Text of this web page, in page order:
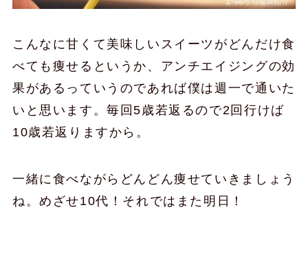
こんなに甘くて美味しいスイーツがどんだけ食
べても痩せるというか、アンチエイジングの効
果があるっていうのであれば僕は週一で通いた
いと思います。毎回5歳若返るので2回行けば
10歳若返りますから。
一緒に食べながらどんどん痩せていきましょう
ね。めざせ10代！それではまた明日！